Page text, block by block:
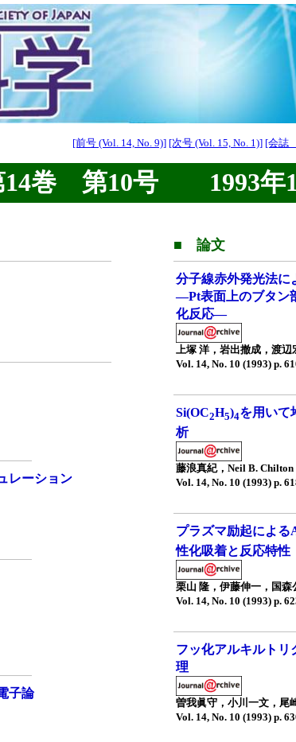
[前号 (Vol. 14, No. 9)] [次号 (Vol. 15, No. 1)] [会誌
巻 第10号 1993年
レーション
子論
■ 論文
分子線赤外発光法に
—Pt表面上のブタン
化反応—
上塚 洋，岩出撤成，渡辺
Vol. 14, No. 10 (1993) p.
Si(OC2H5)4を用いて
析
藤浪真紀，Neil B.
Vol. 14, No. 10 (1993) p.
プラズマ励起による
性化吸着と反応特性
栗山 隆，伊藤伸一，国森
Vol. 14, No. 10 (1993) p.
フッ化アルキルトリ
理
曽我眞守，小川一文，尾
Vol. 14, No. 10 (1993) p.